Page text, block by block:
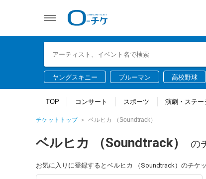
ヤングスキニー ブルーマン 高校野球
TOP コンサート スポーツ 演劇・ステー
チケットトップ ベルヒカ （Soundtrack）
ベルヒカ （Soundtrack） の
お気に入りに登録するとベルヒカ （Soundtrack）のチケ